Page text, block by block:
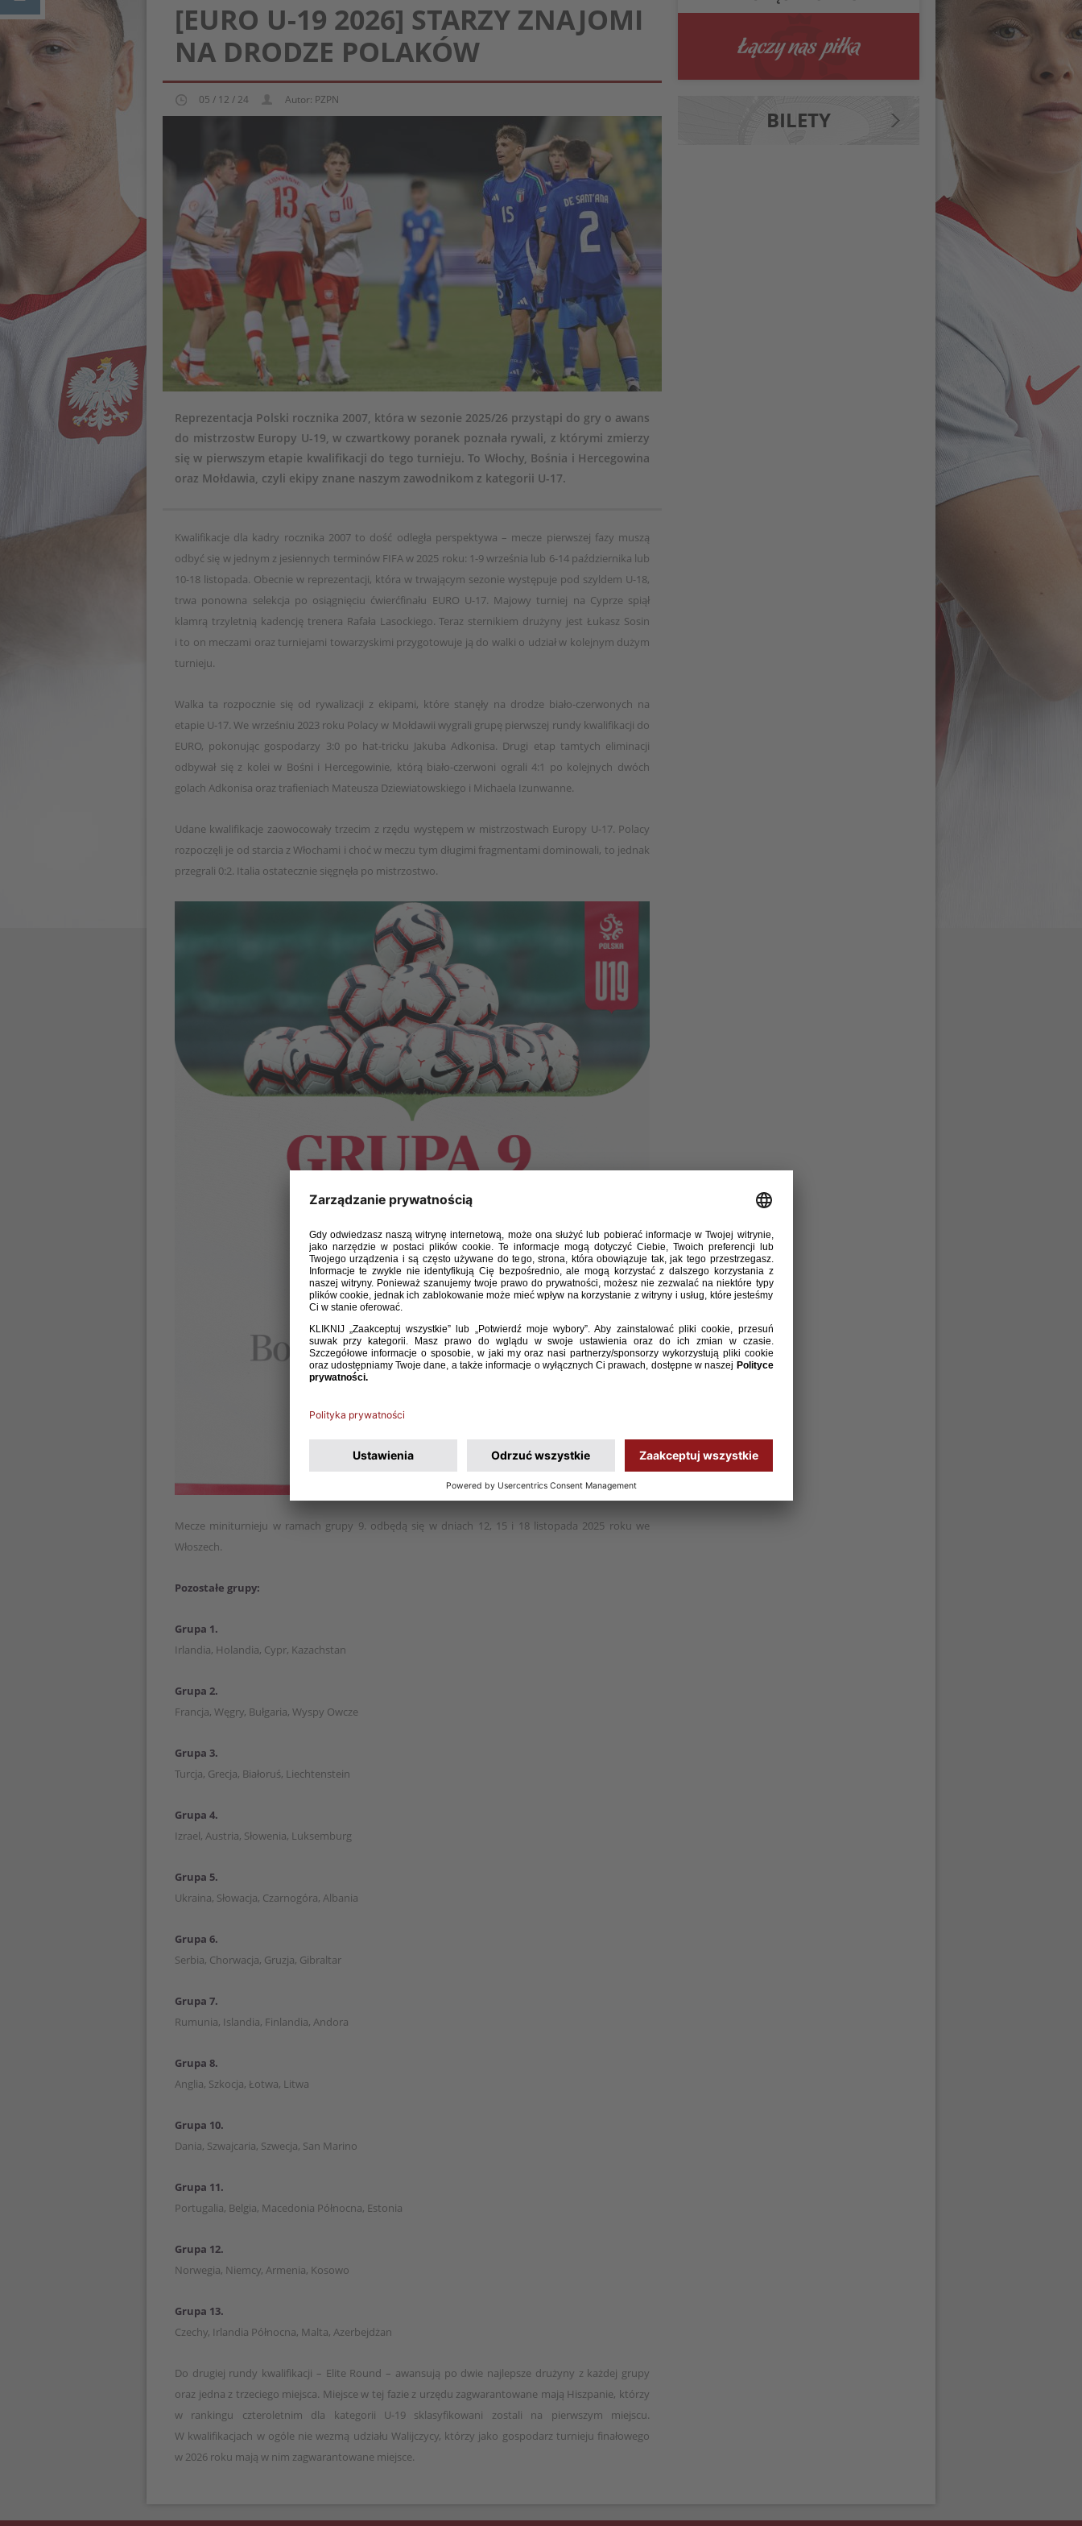
[EURO U-19 2026] STARZY ZNAJOMI
NA DRODZE POLAKÓW
05 / 12 / 24 Autor: PZPN
Reprezentacja Polski rocznika 2007, która w sezonie 2025/26 przystąpi do gry o awans
do mistrzostw Europy U-19, w czwartkowy poranek poznała rywali, z którymi zmierzy
się w pierwszym etapie kwalifikacji do tego turnieju. To Włochy, Bośnia i Hercegowina
oraz Mołdawia, czyli ekipy znane naszym zawodnikom z kategorii U-17.
Kwalifikacje dla kadry rocznika 2007 to dość odległa perspektywa – mecze pierwszej fazy muszą
odbyć się w jednym z jesiennych terminów FIFA w 2025 roku: 1-9 września lub 6-14 października lub
10-18 listopada. Obecnie w reprezentacji, która w trwającym sezonie występuje pod szyldem U-18,
trwa ponowna selekcja po osiągnięciu ćwierćfinału EURO U-17. Majowy turniej na Cyprze spiął
klamrą trzyletnią kadencję trenera Rafała Lasockiego. Teraz sternikiem drużyny jest Łukasz Sosin
i to on meczami oraz turniejami towarzyskimi przygotowuje ją do walki o udział w kolejnym dużym
turnieju.
Walka ta rozpocznie się od rywalizacji z ekipami, które stanęły na drodze biało-czerwonych na
etapie U-17. We wrześniu 2023 roku Polacy w Mołdawii wygrali grupę pierwszej rundy kwalifikacji do
EURO, pokonując gospodarzy 3:0 po hat-tricku Jakuba Adkonisa. Drugi etap tamtych eliminacji
odbywał się z kolei w Bośni i Hercegowinie, którą biało-czerwoni ograli 4:1 po kolejnych dwóch
golach Adkonisa oraz trafieniach Mateusza Dziewiatowskiego i Michaela Izunwanne.
Udane kwalifikacje zaowocowały trzecim z rzędu występem w mistrzostwach Europy U-17. Polacy
rozpoczęli je od starcia z Włochami i choć w meczu tym długimi fragmentami dominowali, to jednak
przegrali 0:2. Italia ostatecznie sięgnęła po mistrzostwo.
Mecze miniturnieju w ramach grupy 9. odbędą się w dniach 12, 15 i 18 listopada 2025 roku we
Włoszech.
Pozostałe grupy:
Grupa 1.
Irlandia, Holandia, Cypr, Kazachstan
Grupa 2.
Francja, Węgry, Bułgaria, Wyspy Owcze
Grupa 3.
Turcja, Grecja, Białoruś, Liechtenstein
Grupa 4.
Izrael, Austria, Słowenia, Luksemburg
Grupa 5.
Ukraina, Słowacja, Czarnogóra, Albania
Grupa 6.
Serbia, Chorwacja, Gruzja, Gibraltar
Grupa 7.
Rumunia, Islandia, Finlandia, Andora
Grupa 8.
Anglia, Szkocja, Łotwa, Litwa
Grupa 10.
Dania, Szwajcaria, Szwecja, San Marino
Grupa 11.
Portugalia, Belgia, Macedonia Północna, Estonia
Grupa 12.
Norwegia, Niemcy, Armenia, Kosowo
Grupa 13.
Czechy, Irlandia Północna, Malta, Azerbejdżan
Do drugiej rundy kwalifikacji – Elite Round – awansują po dwie najlepsze drużyny z każdej grupy
oraz jedna z trzeciego miejsca. Miejsce w tej fazie z urzędu zagwarantowane mają Hiszpanie, którzy
w rankingu czteroletnim dla kategorii U-19 sklasyfikowani zostali na pierwszym miejscu.
W kwalifikacjach w ogóle nie wezmą udziału Walijczycy, którzy jako gospodarz turnieju finałowego
w 2026 roku mają w nim zagwarantowane miejsce.
BILETY